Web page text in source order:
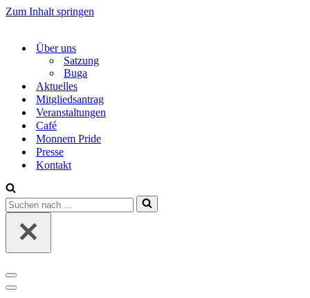
Zum Inhalt springen
Über uns
Satzung
Buga
Aktuelles
Mitgliedsantrag
Veranstaltungen
Café
Monnem Pride
Presse
Kontakt
Suchen
nach …
Navigations-
Menü
Navigations-